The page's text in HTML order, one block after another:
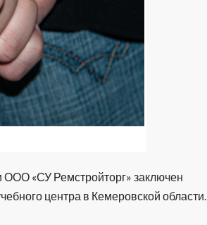
«СУ Ремстройторг» заключен
центра в Кемеровской области.